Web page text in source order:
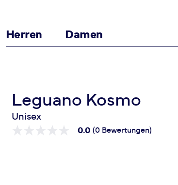
Herren Damen
Leguano Kosmo
Unisex
0.0 (0 Bewertungen)